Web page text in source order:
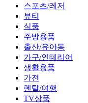
스포츠/레저
뷰티
식품
주방용품
출산/유아동
가구/인테리어
생활용품
가전
렌탈/여행
TV상품